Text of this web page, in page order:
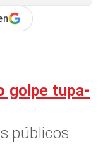
golpe tupa-
públicos